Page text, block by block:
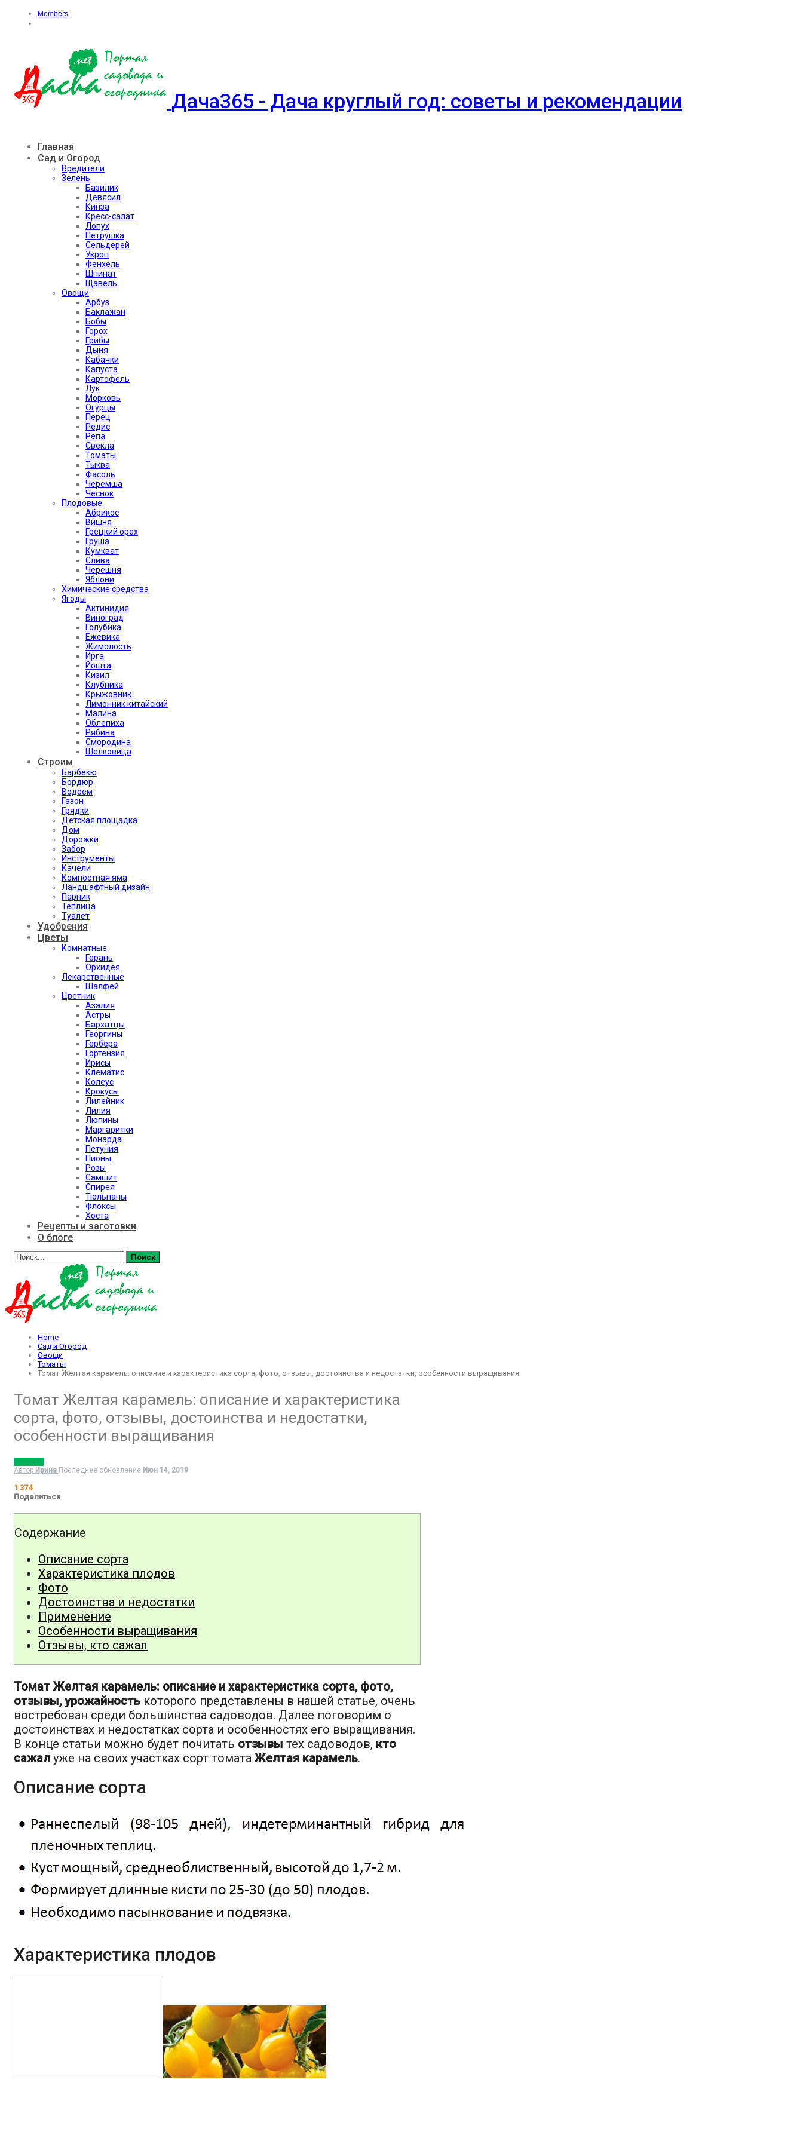
Members
Дача365 - Дача круглый год: советы и рекомендации
Главная
Сад и Огород
Вредители
Зелень
Базилик
Девясил
Кинза
Кресс-салат
Лопух
Петрушка
Сельдерей
Укроп
Фенхель
Шпинат
Щавель
Овощи
Арбуз
Баклажан
Бобы
Горох
Грибы
Дыня
Кабачки
Капуста
Картофель
Лук
Морковь
Огурцы
Перец
Редис
Репа
Свекла
Томаты
Тыква
Фасоль
Черемша
Чеснок
Плодовые
Абрикос
Вишня
Грецкий орех
Груша
Кумкват
Слива
Черешня
Яблони
Химические средства
Ягоды
Актинидия
Виноград
Голубика
Ежевика
Жимолость
Ирга
Йошта
Кизил
Клубника
Крыжовник
Лимонник китайский
Малина
Облепиха
Рябина
Смородина
Шелковица
Строим
Барбекю
Бордюр
Водоем
Газон
Грядки
Детская площадка
Дом
Дорожки
Забор
Инструменты
Качели
Компостная яма
Ландшафтный дизайн
Парник
Теплица
Туалет
Удобрения
Цветы
Комнатные
Герань
Орхидея
Лекарственные
Шалфей
Цветник
Азалия
Астры
Бархатцы
Георгины
Гербера
Гортензия
Ирисы
Клематис
Колеус
Крокусы
Лилейник
Лилия
Люпины
Маргаритки
Монарда
Петуния
Пионы
Розы
Самшит
Спирея
Тюльпаны
Флоксы
Хоста
Рецепты и заготовки
О блоге
Home
Сад и Огород
Овощи
Томаты
Томат Желтая карамель: описание и характеристика сорта, фото, отзывы, достоинства и недостатки, особенности выращивания
Томат Желтая карамель: описание и характеристика
сорта, фото, отзывы, достоинства и недостатки,
особенности выращивания
Автор Ирина Последнее обновление Июн 14, 2019
1 374
Поделиться
Содержание
Описание сорта
Характеристика плодов
Фото
Достоинства и недостатки
Применение
Особенности выращивания
Отзывы, кто сажал
Томат Желтая карамель: описание и характеристика сорта, фото,
отзывы, урожайность которого представлены в нашей статье, очень
востребован среди большинства садоводов. Далее поговорим о
достоинствах и недостатках сорта и особенностях его выращивания.
В конце статьи можно будет почитать отзывы тех садоводов, кто
сажал уже на своих участках сорт томатаЖелтая карамель.
Описание сорта
Характеристика плодов